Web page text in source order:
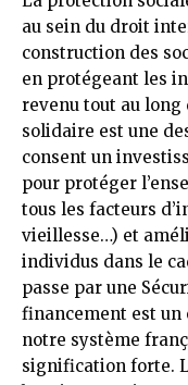
au sein du droit
construction des
en protégeant les
revenu tout au
solidaire est une
consent un
pour protéger
tous les facteurs
vieillesse…) et
individus dans le
passe par une
financement est un
notre système
signification forte.